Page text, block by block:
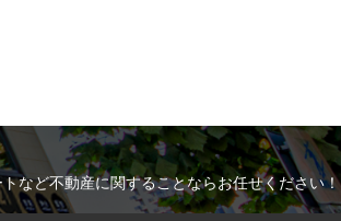
など不動産に関することならお任せください！